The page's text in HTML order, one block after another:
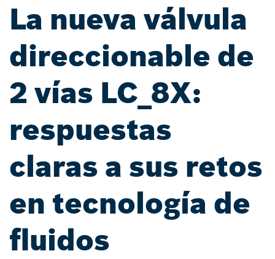
La nueva válvula
direccionable de
2 vías LC_8X:
respuestas
claras a sus retos
en tecnología de
fluidos